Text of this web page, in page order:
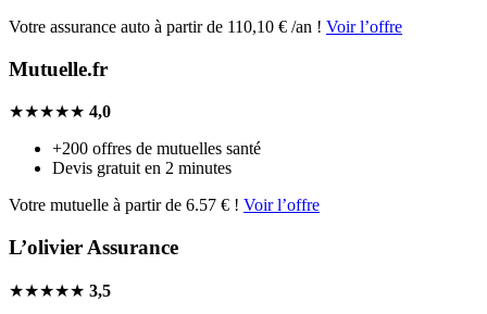
Votre assurance auto à partir de 110,10 € /an ! Voir l’offre
Mutuelle.fr
★★★★★ 4,0
+200 offres de mutuelles santé
Devis gratuit en 2 minutes
Votre mutuelle à partir de 6.57 € ! Voir l’offre
L’olivier Assurance
★★★★★ 3,5